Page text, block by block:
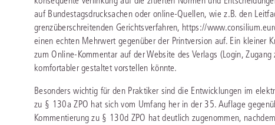
auf Bundestagsdrucksachen oder online-Quellen, wie z.B. den
grenzüberschreitenden Gerichtsverfahren, https://
einen echten Mehrwert gegenüber der Printversion auf. Ein kleiner
zum Online-Kommentar auf der Website des Verlags (Login,
komfortabler gestaltet vorstellen könnte.
Besonders wichtig für den Praktiker sind die Entwicklungen im
zu § 130a ZPO hat sich vom Umfang her in der 35. Auflage
Kommentierung zu § 130d ZPO hat deutlich zugenommen,